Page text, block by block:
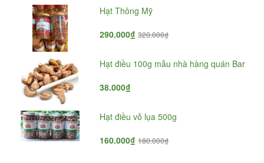
Hạt Thông Mỹ
290.000₫ 320.000₫
Hạt điều 100g mẫu nhà hàng quán Bar
38.000₫
Hạt điều vỏ lụa 500g
160.000₫ 180.000₫